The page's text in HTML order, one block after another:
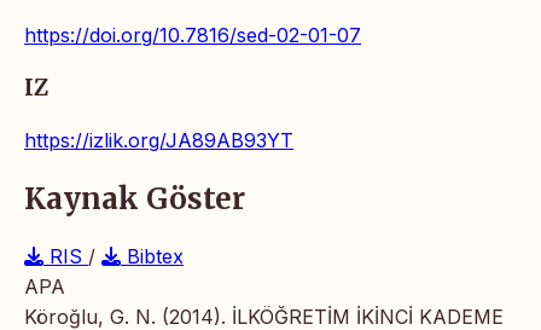
https://doi.org/10.7816/sed-02-01-07
IZ
https://izlik.org/JA89AB93YT
Kaynak Göster
RIS /
Bibtex
APA
Köroğlu, G. N. (2014). İLKÖĞRETİM İKİNCİ KADEME